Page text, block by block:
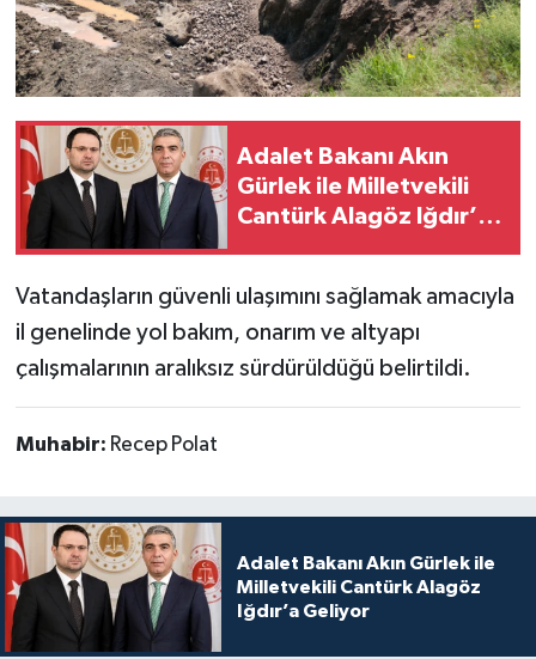
Adalet Bakanı Akın
Gürlek ile Milletvekili
Cantürk Alagöz Iğdır’a
Vatandaşların güvenli ulaşımını sağlamak amacıyla
il genelinde yol bakım, onarım ve altyapı
çalışmalarının aralıksız sürdürüldüğü belirtildi.
Muhabir: Recep Polat
Adalet Bakanı Akın Gürlek ile
Milletvekili Cantürk Alagöz
Iğdır’a Geliyor